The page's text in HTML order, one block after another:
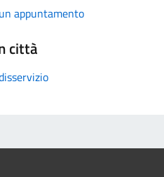
appuntamento
città